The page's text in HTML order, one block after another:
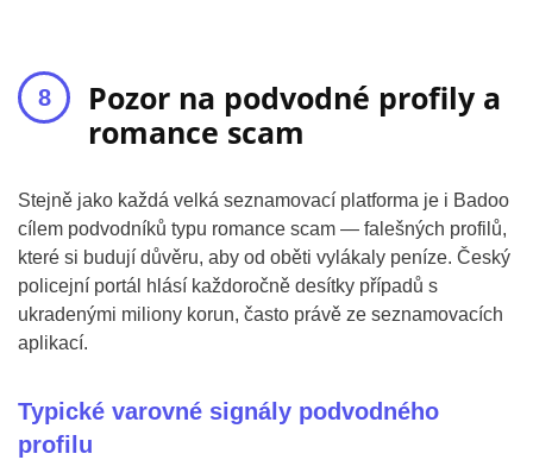
Pozor na podvodné profily a
romance scam
Stejně jako každá velká seznamovací platforma je i Badoo
cílem podvodníků typu romance scam — falešných profilů,
které si budují důvěru, aby od oběti vylákaly peníze. Český
policejní portál hlásí každoročně desítky případů s
ukradenými miliony korun, často právě ze seznamovacích
aplikací.
Typické varovné signály podvodného
profilu